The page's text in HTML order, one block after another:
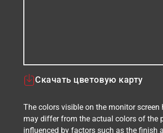
Скачать цветовую карту
The colors visible on the monitor
may differ from the actual colors of the
influenced by factors such as the finish